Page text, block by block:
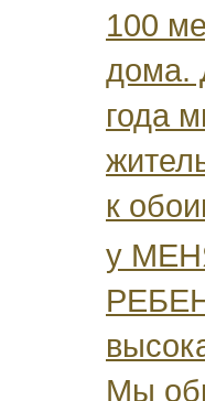
100
дома.
года
к
у
Мы